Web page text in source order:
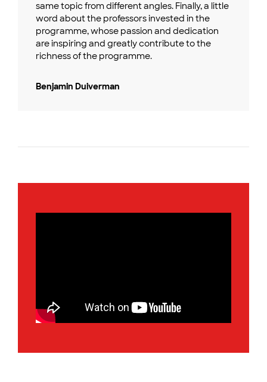
same topic from different angles. Finally, a little
word about the professors invested in the
programme, whose passion and dedication
are inspiring and greatly contribute to the
richness of the programme.
Benjamin Duiverman